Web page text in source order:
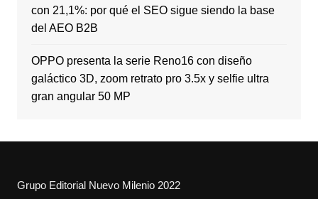
con 21,1%: por qué el SEO sigue siendo la base
del AEO B2B
OPPO presenta la serie Reno16 con diseño
galáctico 3D, zoom retrato pro 3.5x y selfie ultra
gran angular 50 MP
Grupo Editorial Nuevo Milenio 2022